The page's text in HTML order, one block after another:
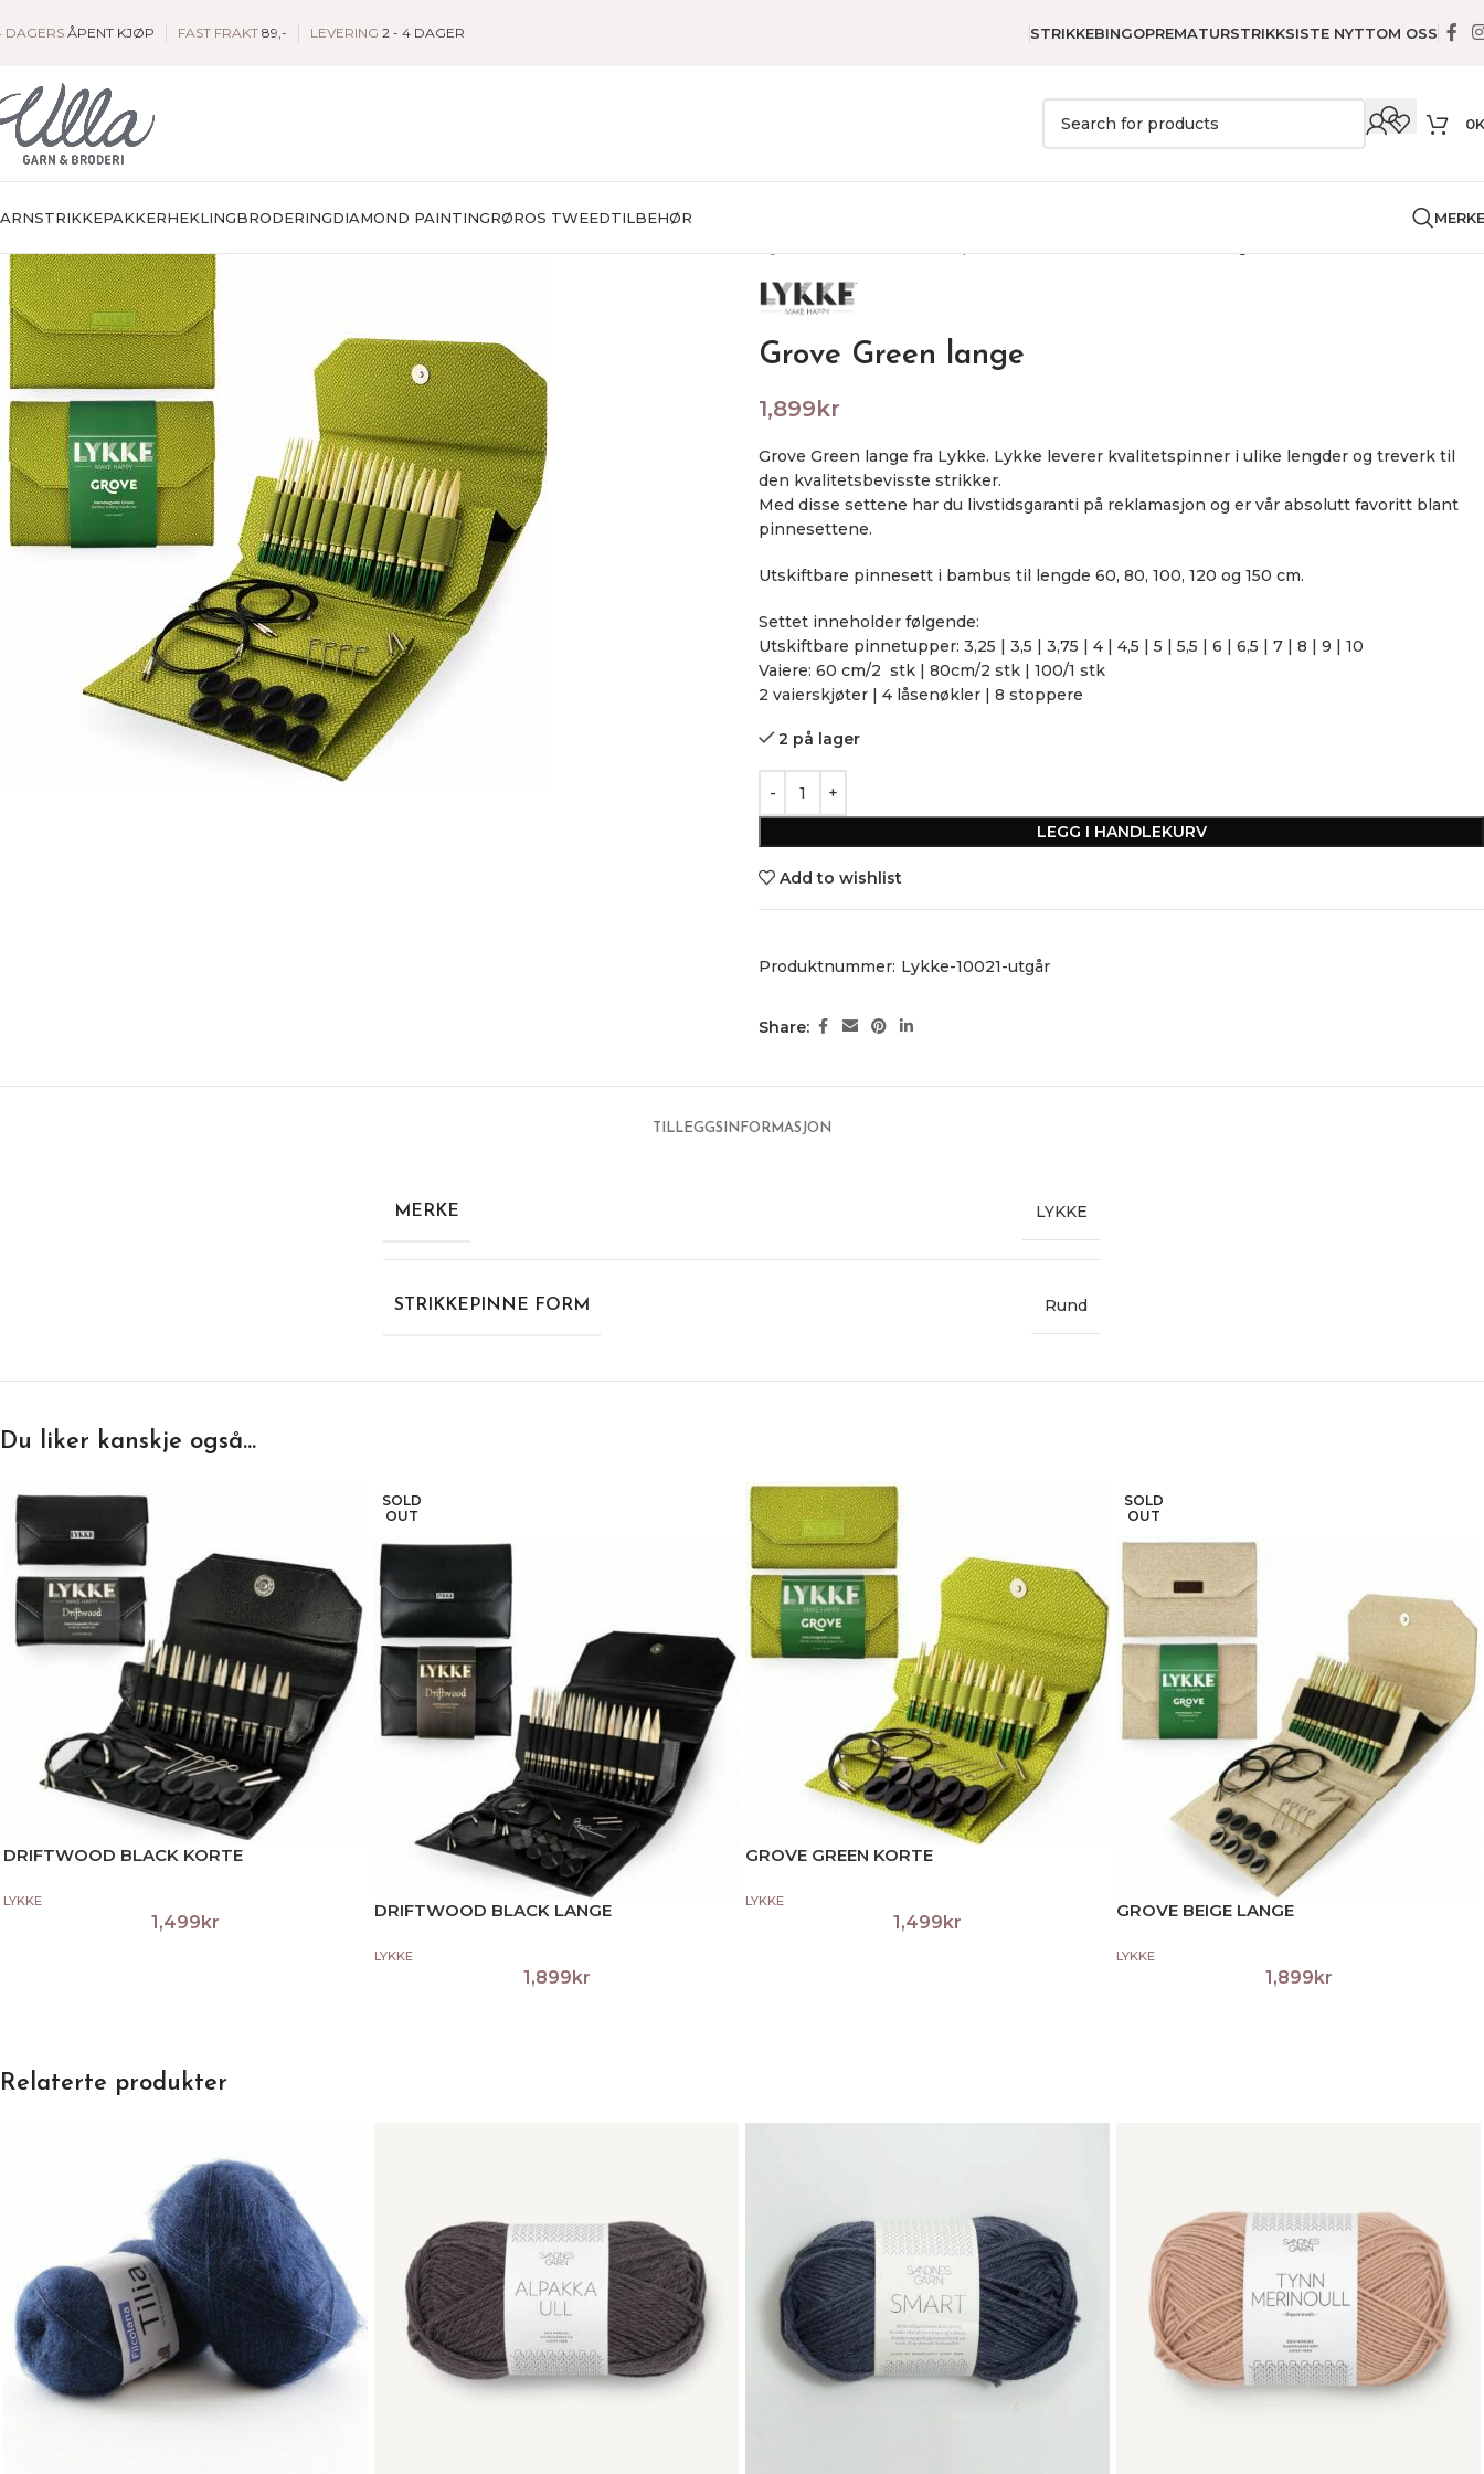
DAGERS ÅPENT KJØP FAST FRAKT 89,- LEVERING 2 - 4 DAGER STRIKKEBINGOPREMATURSTRIKKSISTE NYTTOM OSS
0
STRIKKEPAKKERHEKLINGBRODERINGDIAMOND PAINTINGRØROS TWEEDTILBEHØR
Grove Green lange
1,899kr
Grove Green lange fra Lykke. Lykke leverer kvalitetspinner i ulike lengder og treverk til
den kvalitetsbevisste strikker.
Med disse settene har du livstidsgaranti på reklamasjon og er vår absolutt favoritt blant
pinnesettene.
Utskiftbare pinnesett i bambus til lengde 60, 80, 100, 120 og 150 cm.
Settet inneholder følgende:
Utskiftbare pinnetupper: 3,25 | 3,5 | 3,75 | 4 | 4,5 | 5 | 5,5 | 6 | 6,5 | 7 | 8 | 9 | 10
Vaiere: 60 cm/2 stk | 80cm/2 stk | 100/1 stk
2 vaierskjøter | 4 låsenøkler | 8 stoppere
2 på lager
LEGG I HANDLEKURV
Add to wishlist
Produktnummer: Lykke-10021-utgår
Share:
TILLEGGSINFORMASJON
MERKE LYKKE
STRIKKEPINNE FORM Rund
Du liker kanskje også…
DRIFTWOOD BLACK KORTE
LYKKE
1,499kr
SOLD
OUT
DRIFTWOOD BLACK LANGE
LYKKE
1,899kr
GROVE GREEN KORTE
LYKKE
1,499kr
SOLD
OUT
GROVE BEIGE LANGE
LYKKE
1,899kr
Relaterte produkter